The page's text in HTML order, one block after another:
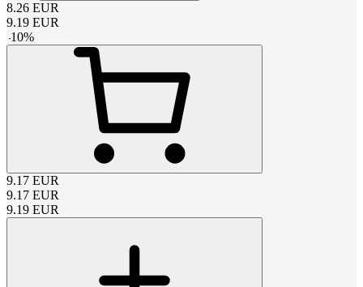
8.26 EUR
9.19 EUR
-10%
9.17 EUR
9.17 EUR
9.19 EUR